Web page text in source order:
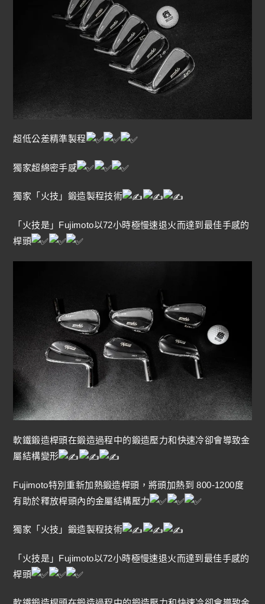
超低公差精準製程
獨家超綿密手感
獨家「火技」鍛造製程技術
「火技是」Fujimoto以72小時極慢速退火而達到最佳手感的
桿頭
軟鐵鍛造桿頭在鍛造過程中的鍛造壓力和快速冷卻會導致金
屬結構變形
Fujimoto特別重新加熱鍛造桿頭，將頭加熱到 800-1200度
有助於釋放桿頭內的金屬結構壓力
獨家「火技」鍛造製程技術
「火技是」Fujimoto以72小時極慢速退火而達到最佳手感的
桿頭